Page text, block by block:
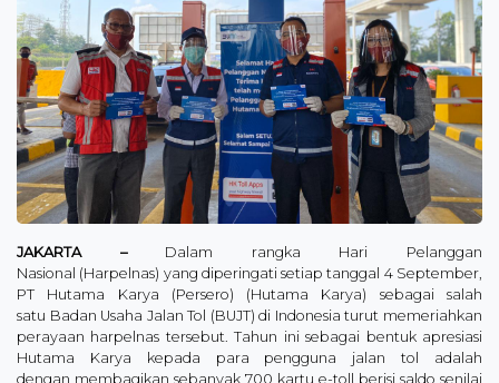
JAKARTA – Dalam rangka Hari Pelanggan
Nasional (Harpelnas) yang diperingati setiap tanggal 4 September,
PT Hutama Karya (Persero) (Hutama Karya) sebagai salah
satu Badan Usaha Jalan Tol (BUJT) di Indonesia turut memeriahkan
perayaan harpelnas tersebut. Tahun ini sebagai bentuk apresiasi
Hutama Karya kepada para pengguna jalan tol adalah
dengan membagikan sebanyak 700 kartu e-toll berisi saldo senilai